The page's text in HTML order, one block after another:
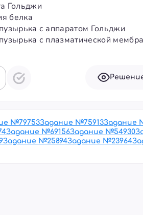
Гольджи
белка
с аппаратом Гольджи
с плазматической
№79753Задание №75913Задание
Задание №69156Задание №54930
Задание №25894Задание №23964